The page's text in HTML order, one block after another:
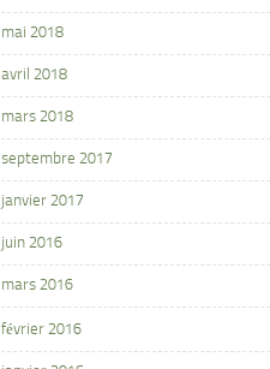
mai 2018
avril 2018
mars 2018
septembre 2017
janvier 2017
juin 2016
mars 2016
février 2016